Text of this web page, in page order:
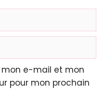
mon e-mail et mon
pour mon prochain